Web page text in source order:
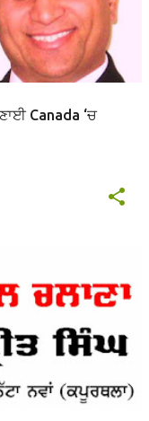
Canada ‘ਚ